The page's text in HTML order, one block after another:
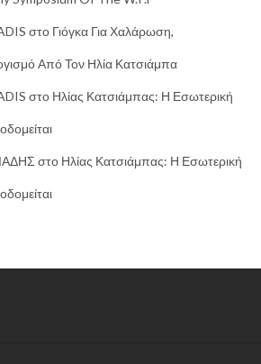
στο Γιόγκα Για Χαλάρωση,
Από Τον Ηλία Κατσιάμπα
στο Ηλίας Κατσιάμπας: Η Εσωτερική
στο Ηλίας Κατσιάμπας: Η Εσωτερική